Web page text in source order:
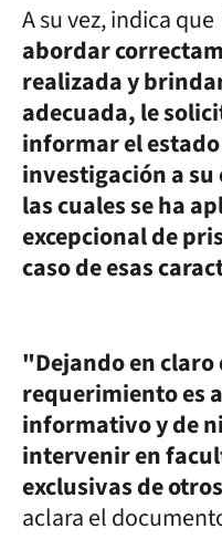
A su vez, indica que
abordar
realizada y
adecuada, le
informar el
investigación a su
las cuales se ha
excepcional de
caso de esas
"Dejando en claro
requerimiento es
informativo y de
intervenir en
exclusivas de
aclara el